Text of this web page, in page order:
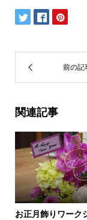
関連記事
お正月飾りワーク